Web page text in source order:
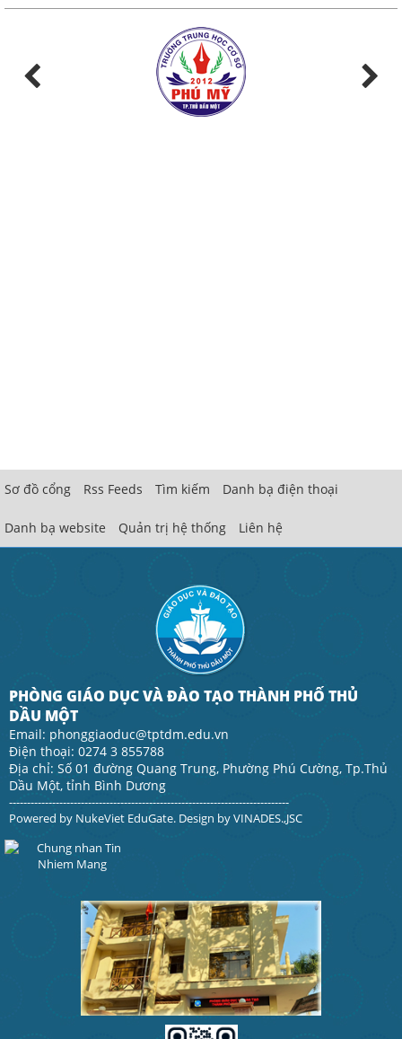
Sơ đồ cổng Rss Feeds Tìm kiếm Danh bạ điện thoại
Danh bạ website Quản trị hệ thống Liên hệ
PHÒNG GIÁO DỤC VÀ ĐÀO TẠO THÀNH PHỐ THỦ
DẦU MỘT
Email: phonggiaoduc@tptdm.edu.vn
Điện thoại: 0274 3 855788
Địa chỉ: Số 01 đường Quang Trung, Phường Phú Cường, Tp.Thủ
Dầu Một, tỉnh Bình Dương
------------------------------------------------------------------------------
Powered by NukeViet EduGate. Design byVINADES.,JSC